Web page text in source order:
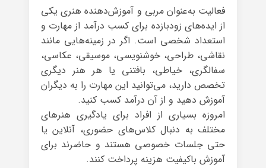
فعالیت به‌عنوان مربی و آموزش‌دهنده هنری یکی
از ایده‌های زودبازده برای کسب درآمد از مهارت و
استعداد شخصی است. اگر در زمینه‌هایی مانند
نقاشی، طراحی، خوشنویسی، موسیقی، عکاسی،
سفالگری، خیاطی، بافتنی یا هر هنر دیگری
تخصص دارید، می‌توانید این مهارت را به دیگران
آموزش دهید و از آن درآمد کسب کنید.
امروزه بسیاری از افراد برای یادگیری هنرهای
مختلف به دنبال کلاس‌های حضوری، آنلاین یا
حتی جلسات خصوصی هستند و حاضرند برای
آموزش باکیفیت هزینه پرداخت کنند.